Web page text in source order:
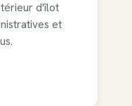
d'îlot
et